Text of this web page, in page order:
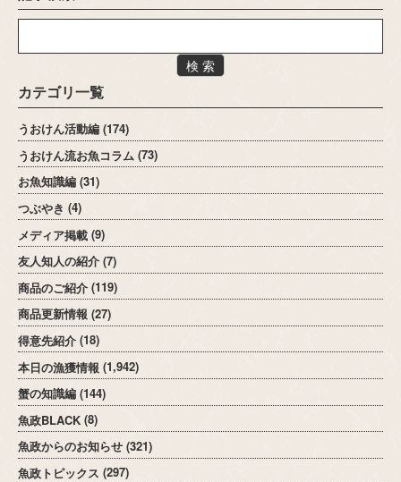
検 索
カテゴリ一覧
うおけん活動編 (174)
うおけん流お魚コラム (73)
お魚知識編 (31)
つぶやき (4)
メディア掲載 (9)
友人知人の紹介 (7)
商品のご紹介 (119)
商品更新情報 (27)
得意先紹介 (18)
本日の漁獲情報 (1,942)
蟹の知識編 (144)
魚政BLACK (8)
魚政からのお知らせ (321)
魚政トピックス (297)